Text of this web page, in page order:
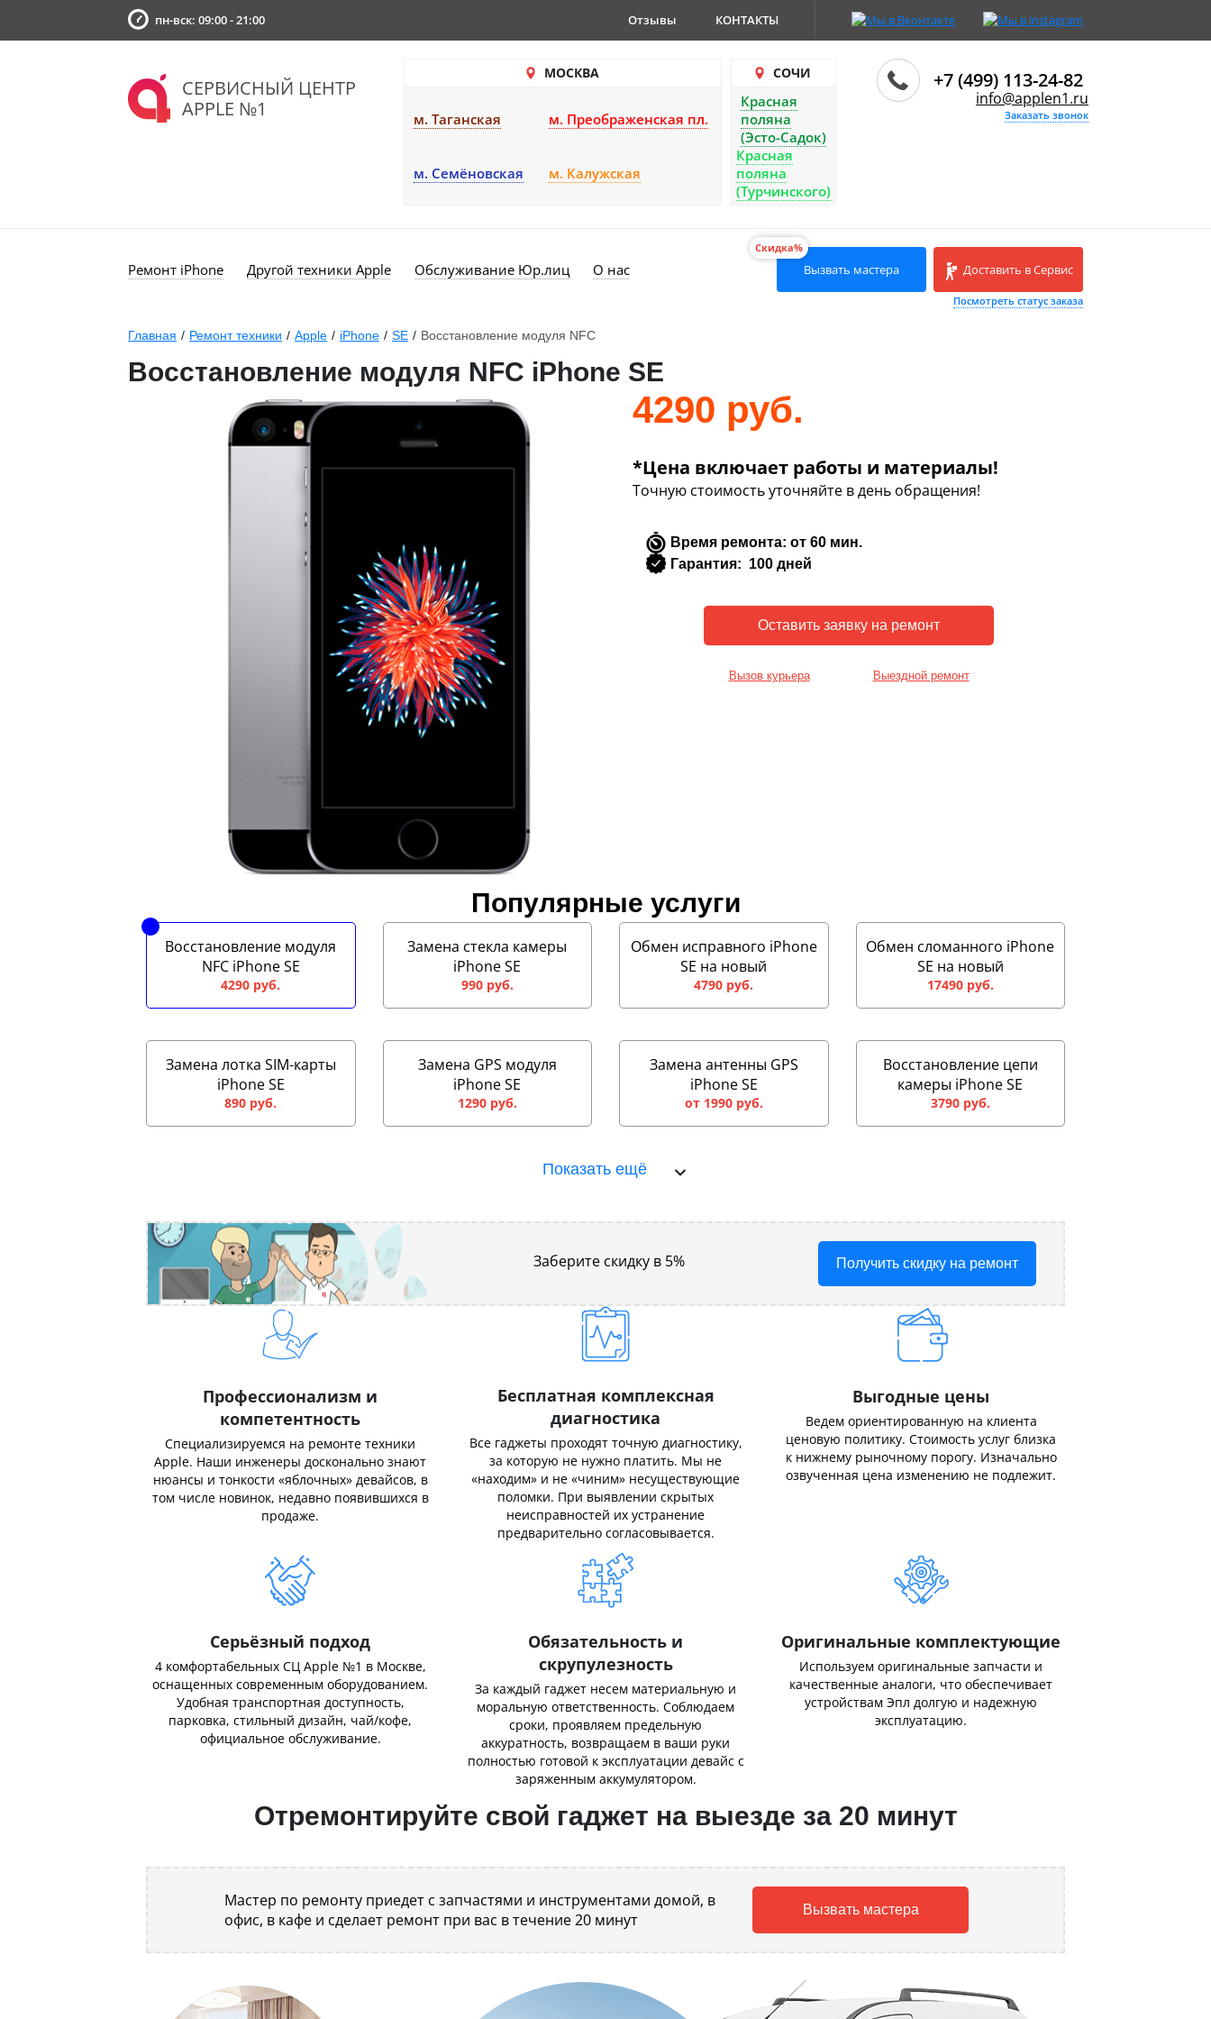
пн-вск: 09:00 - 21:00 Отзывы КОНТАКТЫ
СЕРВИСНЫЙ ЦЕНТР
APPLE №1
МОСКВА
м. Таганская м. Преображенская пл.
м. Семёновская м. Калужская
СОЧИ
Красная
поляна
(Эсто-Садок)
Красная
поляна
(Турчинского)
+7 (499) 113-24-82
info@applen1.ru
Заказать звонок
Ремонт iPhone Другой техники Apple Обслуживание Юр.лиц О нас
Скидка%
Вызвать мастера Доставить в Сервис
Посмотреть статус заказа
Главная / Ремонт техники / Apple / iPhone / SE / Восстановление модуля NFC
Восстановление модуля NFC iPhone SE
4290 руб.
*Цена включает работы и материалы!
Точную стоимость уточняйте в день обращения!
Время ремонта: от 60 мин.
Гарантия: 100 дней
Вызов курьера Выездной ремонт
Популярные услуги
Восстановление модуля
NFC iPhone SE
4290 руб.
Замена стекла камеры
iPhone SE
990 руб.
Обмен исправного iPhone
SE на новый
4790 руб.
Обмен сломанного iPhone
SE на новый
17490 руб.
Замена лотка SIM-карты
iPhone SE
890 руб.
Замена GPS модуля
iPhone SE
1290 руб.
Замена антенны GPS
iPhone SE
от 1990 руб.
Восстановление цепи
камеры iPhone SE
3790 руб.
Показать ещё
Заберите скидку в 5% Получить скидку на ремонт
Профессионализм и
компетентность
Специализируемся на ремонте техники
Apple. Наши инженеры досконально знают
нюансы и тонкости «яблочных» девайсов, в
том числе новинок, недавно появившихся в
продаже.
Бесплатная комплексная
диагностика
Все гаджеты проходят точную диагностику,
за которую не нужно платить. Мы не
«находим» и не «чиним» несуществующие
поломки. При выявлении скрытых
неисправностей их устранение
предварительно согласовывается.
Выгодные цены
Ведем ориентированную на клиента
ценовую политику. Стоимость услуг близка
к нижнему рыночному порогу. Изначально
озвученная цена изменению не подлежит.
Серьёзный подход
4 комфортабельных СЦ Apple №1 в Москве,
оснащенных современным оборудованием.
Удобная транспортная доступность,
парковка, стильный дизайн, чай/кофе,
официальное обслуживание.
Обязательность и
скрупулезность
За каждый гаджет несем материальную и
моральную ответственность. Соблюдаем
сроки, проявляем предельную
аккуратность, возвращаем в ваши руки
полностью готовой к эксплуатации девайс с
заряженным аккумулятором.
Оригинальные комплектующие
Используем оригинальные запчасти и
качественные аналоги, что обеспечивает
устройствам Эпл долгую и надежную
эксплуатацию.
Отремонтируйте свой гаджет на выезде за 20 минут
Мастер по ремонту приедет с запчастями и инструментами домой, в
офис, в кафе и сделает ремонт при вас в течение 20 минут
Вызвать мастера